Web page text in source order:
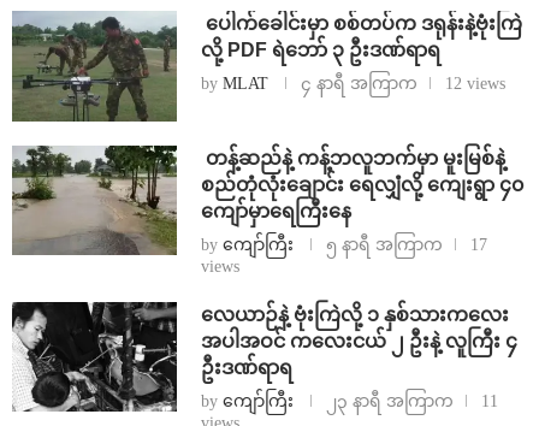
⁩ ⁨ပေါက်ခေါင်းမှာ စစ်တပ်က ဒရုန်းနဲ့ဗုံးကြဲ
လို့ PDF ရဲဘော် ၃ ဦးဒဏ်ရာရ
by MLAT ၄ နာရီ အကြာက 12 views
⁩ ⁨တန့်ဆည်နဲ့ ကန့်ဘလူဘက်မှာ မူးမြစ်နဲ့
စည်တုံလုံးချောင်း ရေလျှံလို့ ကျေးရွာ ၄၀
ကျော်မှာရေကြီးနေ
by ကျော်ကြီး ၅ နာရီ အကြာက
17
views
⁨လေယာဉ်နဲ့ ဗုံးကြဲလို့ ၁ နှစ်သားကလေး
အပါအဝင် ကလေးငယ် ၂ ဦးနဲ့ လူကြီး ၄
ဦးဒဏ်ရာရ
by ကျော်ကြီး ၂၃ နာရီ အကြာက
11